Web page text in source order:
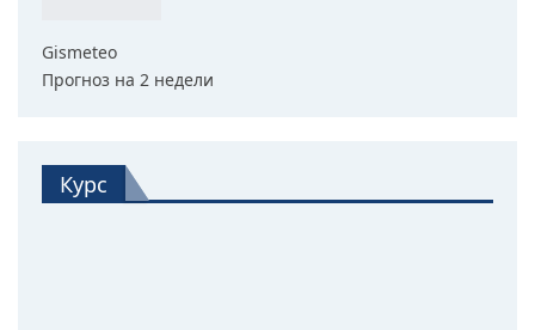
Gismeteo
Прогноз на 2 недели
Курс